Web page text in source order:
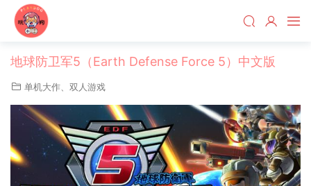
地球防卫军5（Earth Defense Force 5）中文版
单机大作 双人游戏